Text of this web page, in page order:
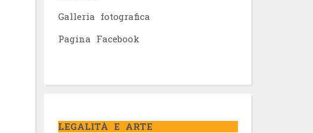
Galleria fotografica
Pagina Facebook
LEGALITÀ E ARTE